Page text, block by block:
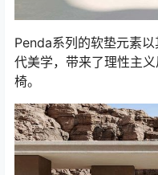
Penda系列的软垫元素
代美学，带来了理性主
椅。